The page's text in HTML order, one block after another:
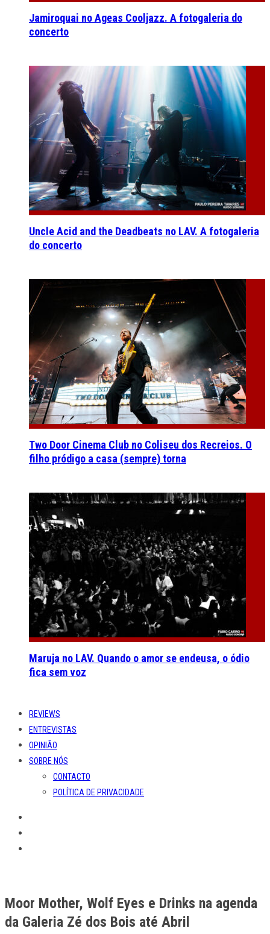
Jamiroquai no Ageas Cooljazz. A fotogaleria do
concerto
Uncle Acid and the Deadbeats no LAV. A fotogaleria
do concerto
Two Door Cinema Club no Coliseu dos Recreios. O
filho pródigo a casa (sempre) torna
Maruja no LAV. Quando o amor se endeusa, o ódio
fica sem voz
REVIEWS
ENTREVISTAS
OPINIÃO
SOBRE NÓS
CONTACTO
POLÍTICA DE PRIVACIDADE
Moor Mother, Wolf Eyes e Drinks na agenda
da Galeria Zé dos Bois até Abril